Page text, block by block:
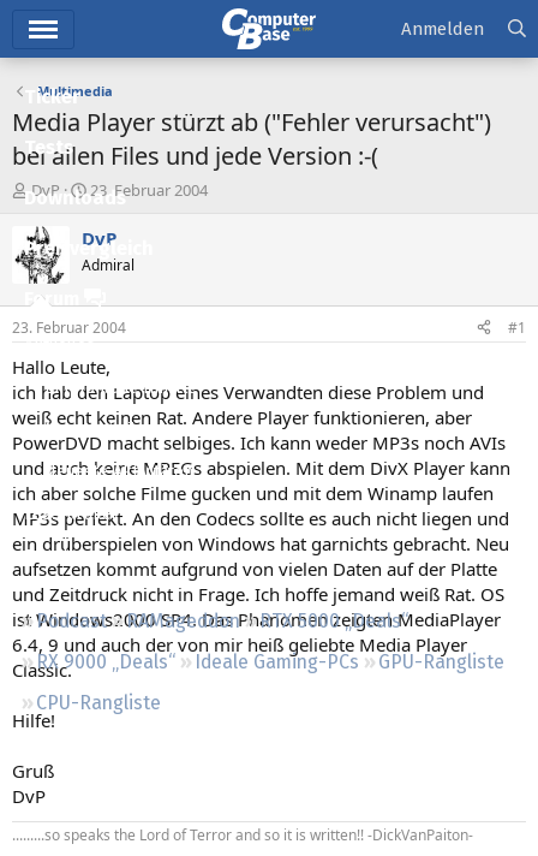
Ticker
Tests
Downloads
Preisvergleich
Forum
Aktuelles
Empfohlene Inhalte
Neue Beiträge
Neueste Aktivitäten
Leserartikel
Regeln
Podcast RAMageddon
RTX 5000 „Deals“
RX 9000 „Deals“
Ideale Gaming-PCs
GPU-Rangliste
CPU-Rangliste
Anmelden
Multimedia
Media Player stürzt ab ("Fehler verursacht")
bei allen Files und jede Version :-(
E
r
s
t
e
e
r
DvP
E
r
s
e
t
a
23. Februar 2004
DvP
Admiral
23. Februar 2004 #1
Hallo Leute,
ich hab den Laptop eines Verwandten diese Problem und
weiß echt keinen Rat. Andere Player funktionieren, aber
PowerDVD macht selbiges. Ich kann weder MP3s noch AVIs
und auch keine MPEGs abspielen. Mit dem DivX Player kann
ich aber solche Filme gucken und mit dem Winamp laufen
MP3s perfekt. An den Codecs sollte es auch nicht liegen und
ein drüberspielen von Windows hat garnichts gebracht. Neu
aufsetzen kommt aufgrund von vielen Daten auf der Platte
und Zeitdruck nicht in Frage. Ich hoffe jemand weiß Rat. OS
ist Windows2000 SP4. Das Phänomen zeigten MediaPlayer
6.4, 9 und auch der von mir heiß geliebte Media Player
Classic.
Hilfe!
Gruß
DvP
.........so speaks the Lord of Terror and so it is written!! -DickVanPaiton-